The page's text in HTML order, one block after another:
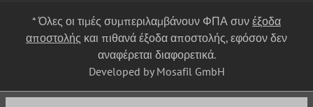
* Όλες οι τιμές συμπεριλαμβάνουν ΦΠΑ συν έξοδα
αποστολής και πιθανά έξοδα αποστολής, εφόσον δεν
αναφέρεται διαφορετικά.
Developed by Mosafil GmbH